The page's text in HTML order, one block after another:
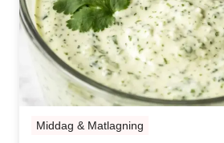
Middag & Matlagning